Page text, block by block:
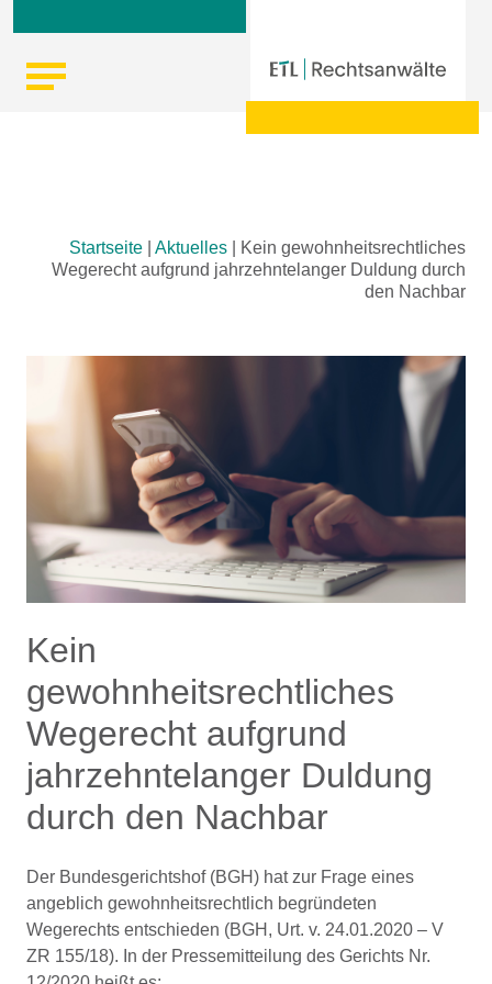
content
Startseite Aktuelles
Kein gewohnheitsrechtliches
Wegerecht aufgrund jahrzehntelanger Duldung durch
den Nachbar
Kein
gewohnheitsrechtliches
Wegerecht aufgrund
jahrzehntelanger Duldung
durch den Nachbar
Der Bundesgerichtshof (BGH) hat zur Frage eines
angeblich gewohnheitsrechtlich begründeten
Wegerechts entschieden (BGH, Urt. v. 24.01.2020 – V
ZR 155/18). In der Pressemitteilung des Gerichts Nr.